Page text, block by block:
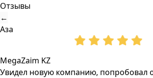
Отзывы
←
Аза
MegaZaim KZ
Увидел новую компанию, попробовал